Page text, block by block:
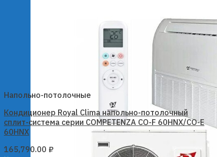
Напольно-потолочные
Кондиционер Royal Clima напольно-потолочный
сплит-система серии COMPETENZA CO-F 60HNX/CO-E
60HNX
165,790.00 ₽